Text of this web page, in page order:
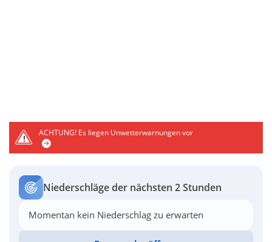
ACHTUNG!Es liegen Unwetterwarnungen vor
Niederschläge der nächsten 2 Stunden
Momentan kein Niederschlag zu erwarten